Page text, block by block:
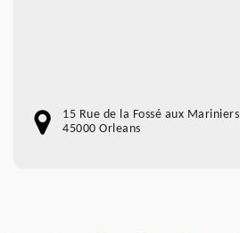
15 Rue de la Fossé aux Mariniers
45000 Orleans